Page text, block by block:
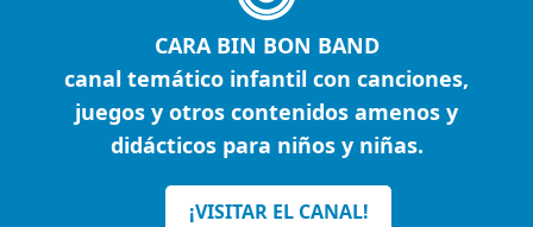
CARA BIN BON BAND
canal temático infantil con canciones,
juegos y otros contenidos amenos y
didácticos para niños y niñas.
¡VISITAR EL CANAL!